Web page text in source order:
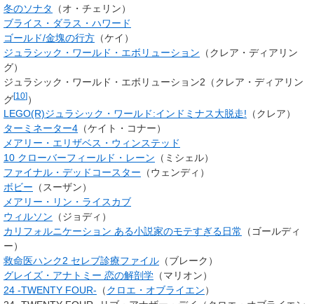
冬のソナタ
（オ・チェリン）
ブライス・ダラス・ハワード
ゴールド/金塊の行方 （ケイ）
ジュラシック・ワールド・エボリューション （クレア・ディアリン
グ）
ジュラシック・ワールド・エボリューション2（クレア・ディアリン
グ[10]）
LEGO(R)ジュラシック・ワールド:インドミナス大脱走! （クレア）
ターミネーター4 （ケイト・コナー）
メアリー・エリザベス・ウィンステッド
10 クローバーフィールド・レーン （ ミシェル）
ファイナル・デッドコースター （ウェンディ ）
ボビー （スーザン）
メアリー・リン・ライスカブ
ウィルソン （ジョディ）
カリフォルニケーション ある小説家のモテすぎる日常
（ゴールディ
ー）
救命医ハンク2 セレブ診療ファイル （ブレーク）
グレイズ・アナトミー 恋の解剖学 （マリオン）
24 -TWENTY FOUR- （クロエ・オブライエン）